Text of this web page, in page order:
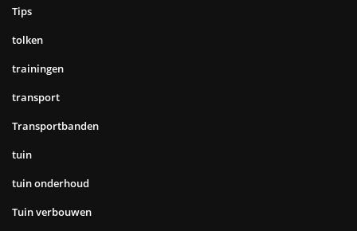
Tips
tolken
trainingen
transport
Transportbanden
tuin
tuin onderhoud
Tuin verbouwen